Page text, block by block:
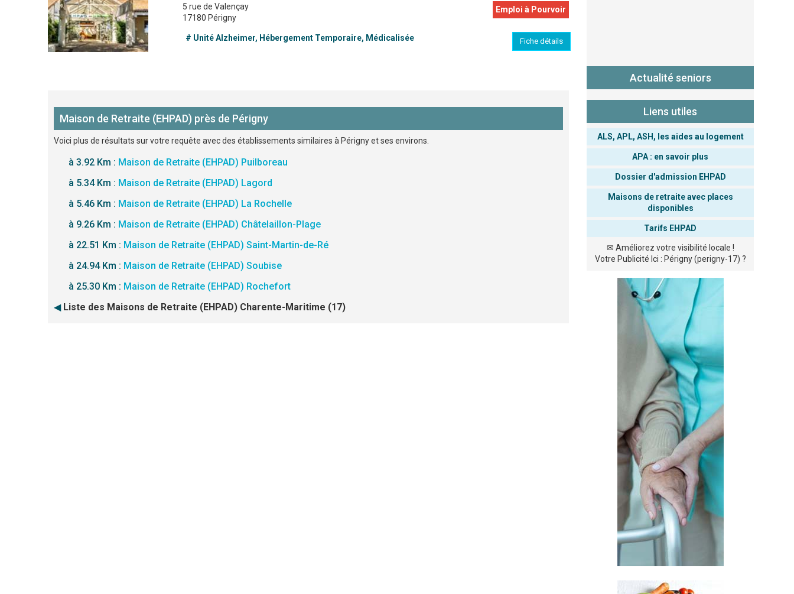
5 rue de Valençay
17180 Périgny
# Unité Alzheimer, Hébergement Temporaire, Médicalisée
Emploi à Pourvoir
Fiche détails
Maison de Retraite (EHPAD) près de Périgny
Voici plus de résultats sur votre requête avec des établissements similaires à Périgny et ses environs.
à 3.92 Km : Maison de Retraite (EHPAD) Puilboreau
à 5.34 Km : Maison de Retraite (EHPAD) Lagord
à 5.46 Km : Maison de Retraite (EHPAD) La Rochelle
à 9.26 Km : Maison de Retraite (EHPAD) Châtelaillon-Plage
à 22.51 Km : Maison de Retraite (EHPAD) Saint-Martin-de-Ré
à 24.94 Km : Maison de Retraite (EHPAD) Soubise
à 25.30 Km : Maison de Retraite (EHPAD) Rochefort
◀ Liste des Maisons de Retraite (EHPAD) Charente-Maritime (17)
Actualité seniors
Liens utiles
ALS, APL, ASH, les aides au logement
APA : en savoir plus
Dossier d'admission EHPAD
Maisons de retraite avec places
disponibles
Tarifs EHPAD
✉ Améliorez votre visibilité locale !
Votre Publicité Ici : Périgny (perigny-17) ?